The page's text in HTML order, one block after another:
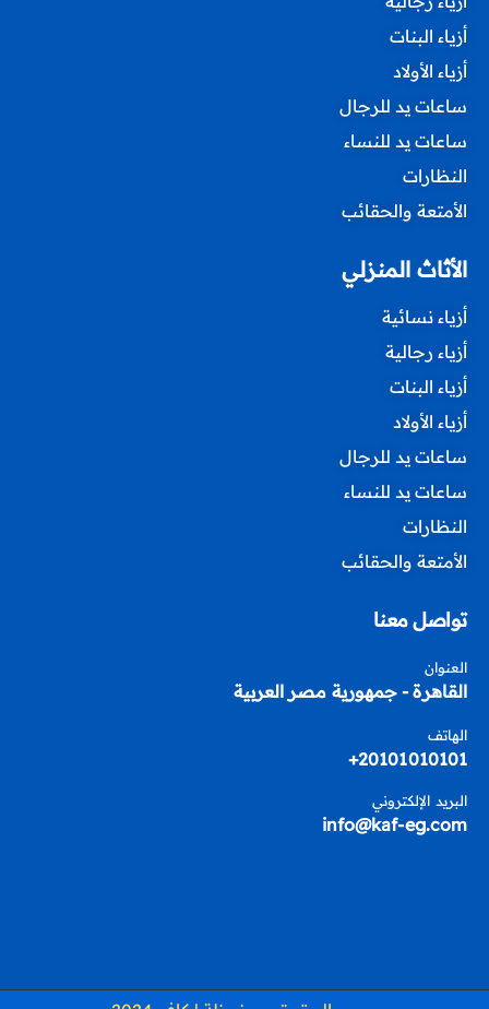
أزياء البنات
أزياء الأولاد
ساعات يد للرجال
ساعات يد للنساء
النظارات
الأمتعة والحقائب
الأثاث المنزلي
أزياء نسائية
أزياء رجالية
أزياء البنات
أزياء الأولاد
ساعات يد للرجال
ساعات يد للنساء
النظارات
الأمتعة والحقائب
تواصل معنا
العنوان
القاهرة - جمهورية مصر العربية
الهاتف
20101010101+
البريد الإلكتروني
info@kaf-eg.com